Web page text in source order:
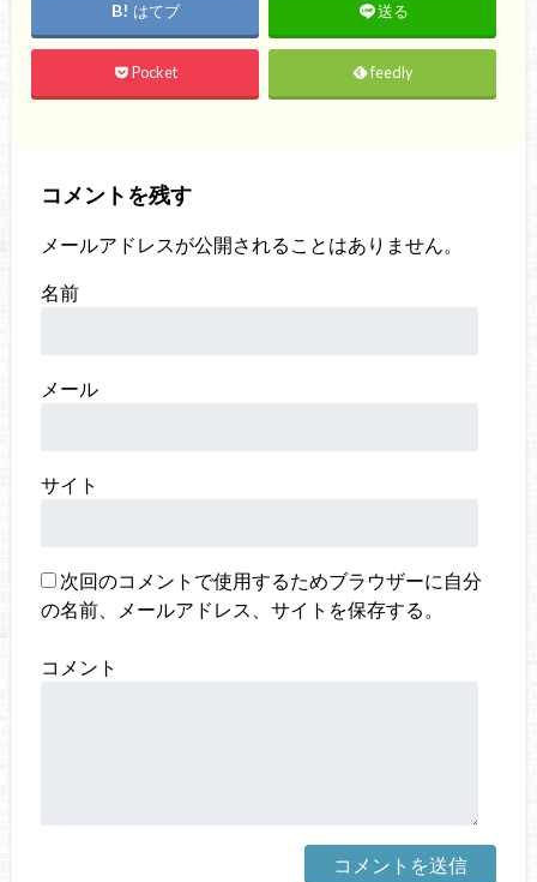
はてブ 送る
Pocket feedly
コメントを残す
メールアドレスが公開されることはありません。
名前
メール
サイト
次回のコメントで使用するためブラウザーに自分
の名前、メールアドレス、サイトを保存する。
コメント